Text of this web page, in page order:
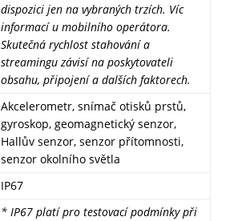
dispozici jen na vybraných trzích. Víc
informací u mobilního operátora.
Skutečná rychlost stahování a
streamingu závisí na poskytovateli
obsahu, připojení a dalších faktorech.
Akcelerometr, snímač otisků prstů,
gyroskop, geomagnetický senzor,
Hallův senzor, senzor přítomnosti,
senzor okolního světla
IP67
* IP67 platí pro testovací podmínky při